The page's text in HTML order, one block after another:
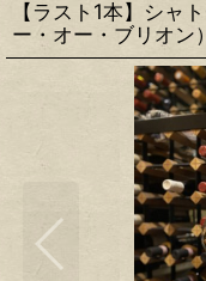
【ラスト1本】シャ
ー・オー・ブリオ